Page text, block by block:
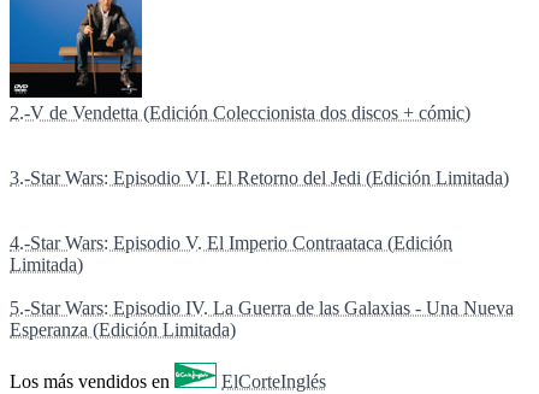
2.-V de Vendetta (Edición Coleccionista dos discos + cómic)
3.-Star Wars: Episodio VI. El Retorno del Jedi (Edición Limitada)
4.-Star Wars: Episodio V. El Imperio Contraataca (Edición
Limitada)
5.-Star Wars: Episodio IV. La Guerra de las Galaxias - Una Nueva
Esperanza (Edición Limitada)
Los más vendidos en ElCorteInglés